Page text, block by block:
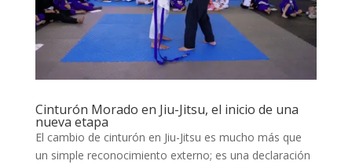
Cinturón Morado en Jiu-Jitsu, el inicio de una
nueva etapa
El cambio de cinturón en Jiu-Jitsu es mucho más que
un simple reconocimiento externo; es una declaración